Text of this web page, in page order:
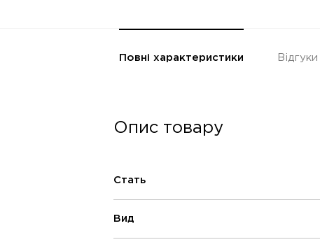
Повні характеристики Відгуки
Опис товару
Стать
Вид